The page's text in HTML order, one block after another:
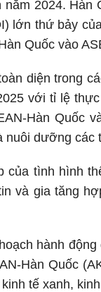
2024. Hàn
lớn thứ bảy
Quốc vào
diện trong
với tỉ lệ
Hàn Quốc
dưỡng các
của tình hình
và gia tăng
hành
Hàn Quốc
tế xanh,